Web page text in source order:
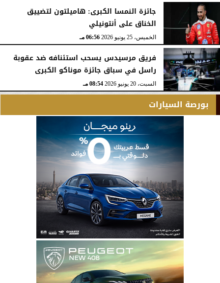
جائزة النمسا الكبرى: هاميلتون لتضييق
الخناق على أنتونيلي
الخميس، 25 يونيو 2026 06:56 مـ
فريق مرسيدس يسحب استئنافه ضد عقوبة
راسل في سباق جائزة موناكو الكبرى
السبت، 20 يونيو 2026 08:54 مـ
بورصة السيارات